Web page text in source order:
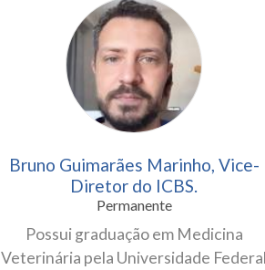
Bruno Guimarães Marinho, Vice-
Diretor do ICBS.
Permanente
Possui graduação em Medicina
Veterinária pela Universidade Federal